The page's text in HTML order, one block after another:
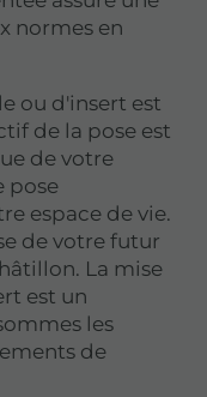
normes en
ou d'insert est
de la pose est
de votre
pose
espace de vie.
de votre futur
La mise
est un
les
de